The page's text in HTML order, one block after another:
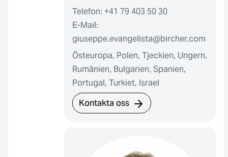
Telefon: +41 79 403 50 30
E-Mail:
giuseppe.evangelista@bircher.com
Östeuropa, Polen, Tjeckien, Ungern,
Rumänien, Bulgarien, Spanien,
Portugal, Turkiet, Israel
Kontakta oss